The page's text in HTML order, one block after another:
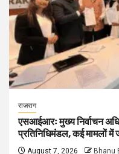
राजराग
एसआईआरः मुख्य निर्वाचन
प्रतिनिधिमंडल, कई मामलों में
August 7, 2026 Bhanu